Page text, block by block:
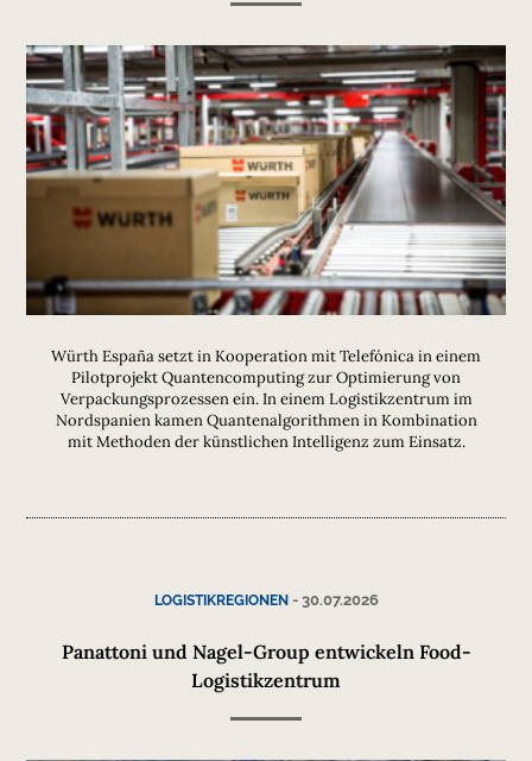
Würth España setzt in Kooperation mit Telefónica in einem
Pilotprojekt Quantencomputing zur Optimierung von
Verpackungsprozessen ein. In einem Logistikzentrum im
Nordspanien kamen Quantenalgorithmen in Kombination
mit Methoden der künstlichen Intelligenz zum Einsatz.
LOGISTIKREGIONEN- 30.07.2026
Panattoni und Nagel-Group entwickeln Food-
Logistikzentrum